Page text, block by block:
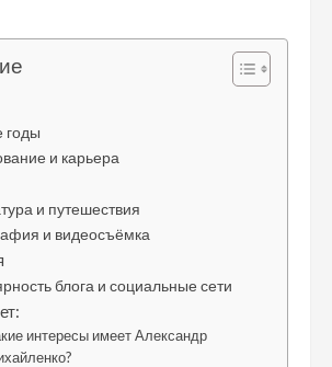
годы
и карьера
и путешествия
и видеосъёмка
блога и социальные сети
интересы имеет Александр